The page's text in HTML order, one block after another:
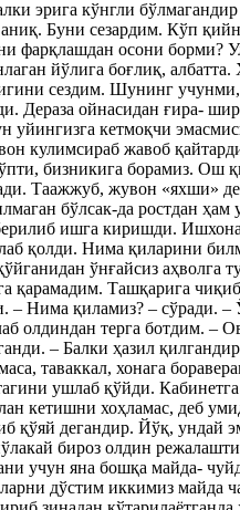
эрига кўнгли
Буни сезардим. Кўп
фарқлашдан осони борми?
йўлига боғлиқ,
сездим. Шунинг
Дераза ойнасидан ғира-
уйингизга кетмоқчи
кулимсираб жавоб
бизникига борамиз. Ош
Таажжуб, жувон «яхши»
бўлсак-да ростдан
ишга киришди.
қолди. Нима қиларини
ўнғайсиз аҳволга
Ташқарига
Нима қиламиз? – cўради. –
олдиндан терга ботдим. –
– Балки ҳазил
таваккал, хонага
ушлаб қўйди.
кетишни хоҳламас, деб
қўяй дегандир. Йўқ, ундай
бироз олдин
учун яна бошқа майда-
дўстим иккимиз майда